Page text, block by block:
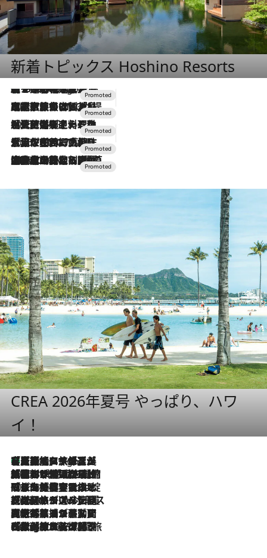
新着トピックス Hoshino Resorts
3 Hours Ago
【トンボの足水浴】ヒノキの香りに包まれて涼感マックス！約13℃の湧水かけ流しを避暑地「星野温泉 トンボの湯」で体験
2026.7.31
【ホテル帰省】という選択肢をOMOが提案。家族とほどよい距離を保つには「昼は実家、夜は気兼ねなくホテルで！」
2026.7.24
【夏限定ディナーコース】旬を迎える稚鮎や花ズッキーニなどをイタリア・トスカーナの郷土料理の手法で満喫！
2026.7.17
「土佐和ハーブかき氷」がOMO7高知に登場！生姜、山椒、大葉など目にも舌にも涼を呼ぶ郷土の味
2026.7.10
NEW OPEN！【界 草津】名湯の地に誕生。趣の異なる2種の温泉と上州ならではの会席・蕎麦割烹など美食を味わう究極の癒やし旅
CREA 2026年夏号 やっぱり、ハワ
イ！
5 Hours Ago
【厳選旅コスメ】「多機能アイテムがメイン！」旅好き美容エディターが選んだ夏旅ベストコスメを発表【Mサイズジップ】
2026.8.6
「荷物が増えるほど旅ストレスは増す」美容ジャーナリストがたどり着いた最終結論。“化粧品を劇的に減らす”感動の凝縮美容とは
2026.8.6
「旅先には金髪ウィッグを持参」日本と同じメイクでは損してる!? 美容ジャーナリストが提案する“掟破りの旅美容”とは
2026.8.6
【厳選旅コスメ】「身軽さ＆UV対策重視！」ヘアアーティストshucoが選んだ夏旅ベストコスメを発表【Mサイズジップ】
2026.8.5
【厳選旅コスメ】国内をあちこち移動する河井菜摘が選んだ夏旅ベストコスメ発表！「リラックスアイテムはマスト」【Mサイズジップ】
2026.8.4
【厳選旅コスメ】「紫外線＆乾燥対策しながらメイク感も！」ヘア＆メイクGeorgeが選んだ夏旅ベストコスメを発表！【Mサイズジップ】